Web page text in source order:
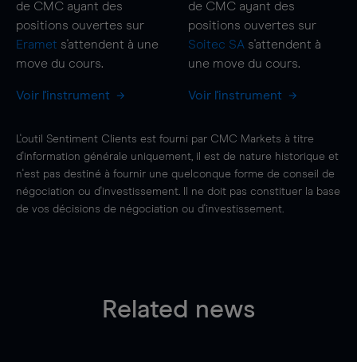
de CMC ayant des
positions ouvertes sur
Eramet s'attendent à une
move du cours.
Voir l'instrument
de CMC ayant des
positions ouvertes sur
Soitec SA s'attendent à
une move du cours.
Voir l'instrument
L'outil Sentiment Clients est fourni par CMC Markets à titre
d'information générale uniquement, il est de nature historique et
n'est pas destiné à fournir une quelconque forme de conseil de
négociation ou d'investissement. Il ne doit pas constituer la base
de vos décisions de négociation ou d'investissement.
Related news